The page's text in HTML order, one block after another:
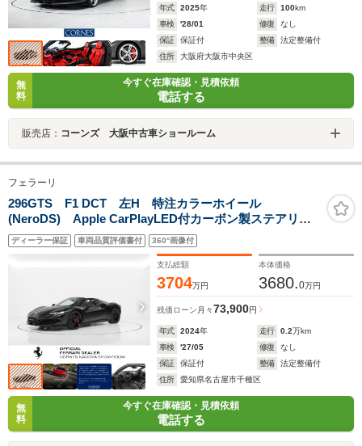
年式 2025年 走行 100km
車検
'28/01 修復
なし
保証
保証付 整備
法定整備付
住所
大阪府大阪市中央区
無
料
今すぐ在庫確認・見積依頼
電話する
販売店： コーンズ 大阪中古車ショールーム
フェラーリ
296GTS F1 DCT 左H 特注カラーホイール
(NeroDS) Apple CarPlayLED付カーボン製ステアリン
グ カーボン製レーシングシート(Lサイズ)
ディーラー保証 車両品質評価書付 360°画像付
支払総額
3704万円
本体価格
3680.0万円
残価ローン 月々73,900円
年式 2024年 走行 0.2万km
車検
'27/05 修復
なし
保証
保証付 整備
法定整備付
住所
愛知県名古屋市千種区
無
料
今すぐ在庫確認・見積依頼
電話する